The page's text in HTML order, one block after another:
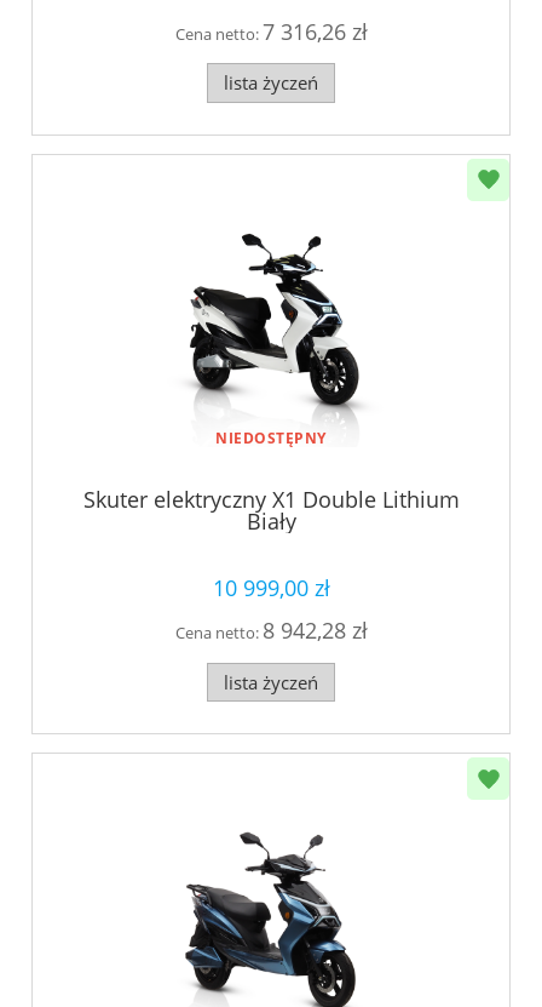
Cena netto:7 316,26 zł
lista życzeń
NIEDOSTĘPNY
Skuter elektryczny X1 Double Lithium
Biały
10 999,00 zł
Cena netto: 8 942,28 zł
lista życzeń